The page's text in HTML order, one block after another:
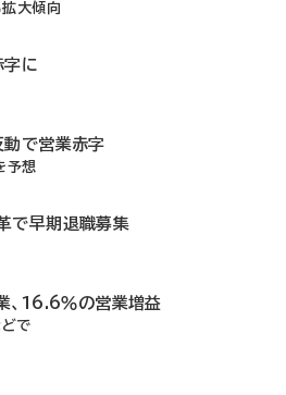
大傾向
字に
動で営業赤字
予想
で早期退職募集
、16.6％の営業増益
どで